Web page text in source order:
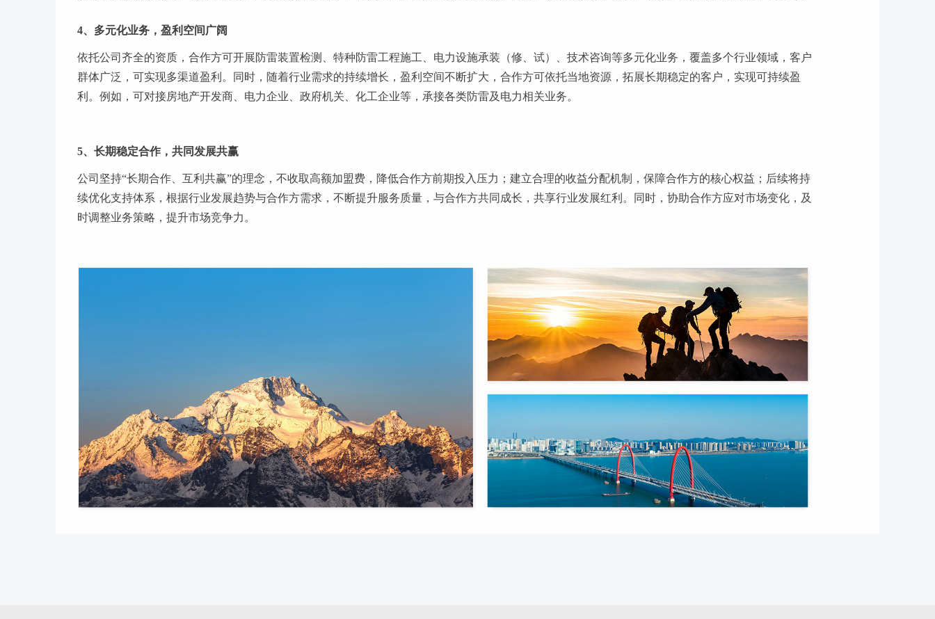
4、多元化业务，盈利空间广阔
依托公司齐全的资质，合作方可开展防雷装置检测、特种防雷工程施工、电力设施承装（修、试）、技术咨询等多元化业务，覆盖多个行业领域，客户
群体广泛，可实现多渠道盈利。同时，随着行业需求的持续增长，盈利空间不断扩大，合作方可依托当地资源，拓展长期稳定的客户，实现可持续盈
利。例如，可对接房地产开发商、电力企业、政府机关、化工企业等，承接各类防雷及电力相关业务。
5、长期稳定合作，共同发展共赢
公司坚持“长期合作、互利共赢”的理念，不收取高额加盟费，降低合作方前期投入压力；建立合理的收益分配机制，保障合作方的核心权益；后续将持
续优化支持体系，根据行业发展趋势与合作方需求，不断提升服务质量，与合作方共同成长，共享行业发展红利。同时，协助合作方应对市场变化，及
时调整业务策略，提升市场竞争力。